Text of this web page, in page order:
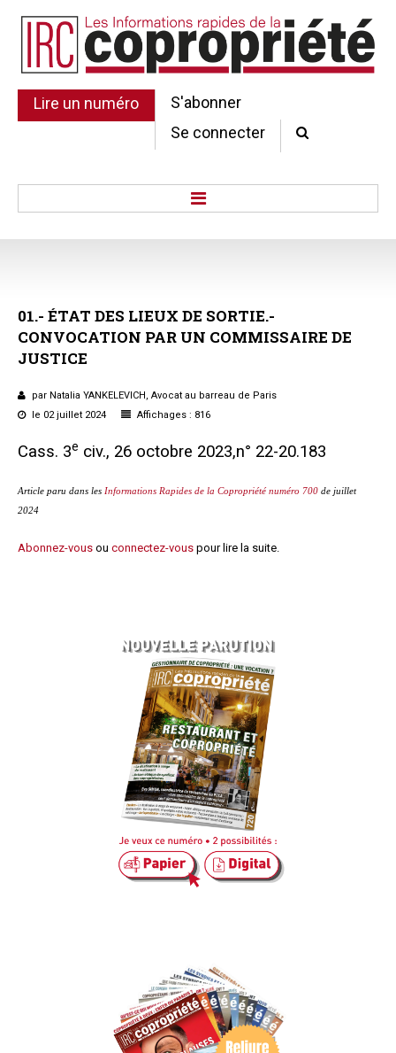
Lire un numéro
S'abonner
Se connecter
Au Parlement
Gestion et maintenance
Pratique de la copro.
Jurisprudence
Questions/réponses
Études juridiques
Copro. en difficulté
Formez-vous !
Parole d'experts*
01.- ÉTAT DES LIEUX DE SORTIE.-
CONVOCATION PAR UN COMMISSAIRE DE
JUSTICE
par Natalia YANKELEVICH, Avocat au barreau de Paris
le 02 juillet 2024
Affichages : 816
Cass. 3e civ., 26 octobre 2023,n° 22-20.183
Article paru dans les Informations Rapides de la Copropriété numéro 700 de juillet
2024
Abonnez-vous ou connectez-vous pour lire la suite.